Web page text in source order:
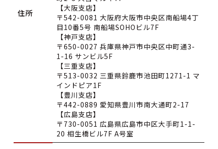
住所
【大阪支店】
〒542-0081 大阪府大阪市中央区南船場4丁
目10番5号 南船場SOHOビル7F
【神戸支店】
〒650-0027 兵庫県神戸市中央区中町通3-
1-16 サンビル5F
【三重支店】
〒513-0032 三重県鈴鹿市池田町1271-1 マ
インドピア1F
【豊川支店】
〒442-0889 愛知県豊川市南大通町2-17
【広島支店】
〒730-0051 広島県広島市中区大手町1-1-
20 相生橋ビル7F A号室